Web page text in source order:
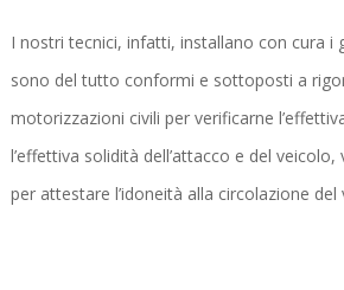
I nostri tecnici, infatti, installano con cura i
sono del tutto conformi e sottoposti a
motorizzazioni civili per verificarne
l’effettiva solidità dell’attacco e del
per attestare l’idoneità alla circolazione del